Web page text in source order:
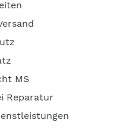
MS
Reparatur